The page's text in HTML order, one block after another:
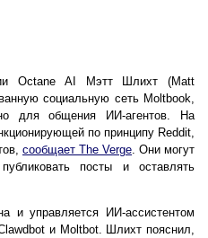
Octane AI Мэтт Шлихт (Matt
социальную сеть Moltbook,
для общения ИИ-агентов. На
по принципу Reddit,
сообщает The Verge . Они могут
посты и оставлять
и управляется ИИ-ассистентом
и Moltbot. Шлихт пояснил,